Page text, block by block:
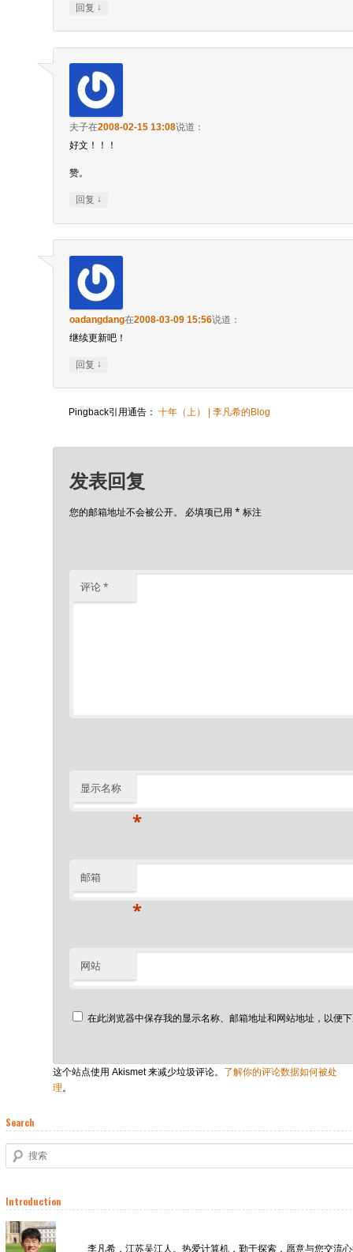
回复 ↓
夫子在2008-02-15 13:08说道：
好文！！！
赞。
回复 ↓
oadangdang在2008-03-09 15:56说道：
继续更新吧！
回复 ↓
Pingback引用通告： 十年（上） | 李凡希的Blog
发表回复
您的邮箱地址不会被公开。 必填项已用 * 标注
评论*
显示名称
*
邮箱
*
网站
在此浏览器中保存我的显示名称、邮箱地址和网站地址，以便
这个站点使用 Akismet 来减少垃圾评论。 了解你的评论数据如何被处
理。
Search
搜索
Introduction
李凡希，江苏吴江人。热爱计算机，勤于探索，愿意与您交流